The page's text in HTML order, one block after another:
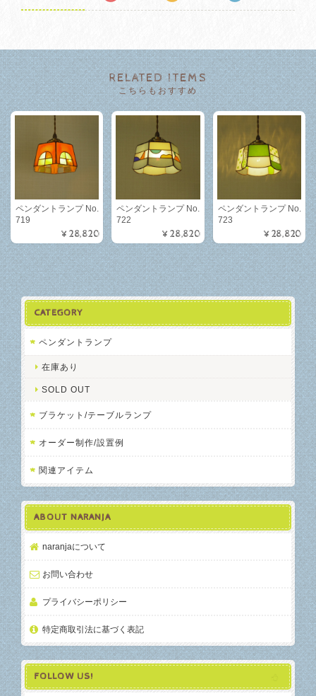
RELATED ITEMS
こちらもおすすめ
ペンダントランプ No.
719
¥28,820
ペンダントランプ No.
722
¥28,820
ペンダントランプ No.
723
¥28,820
CATEGORY
ペンダントランプ
在庫あり
SOLD OUT
ブラケット/テーブルランプ
オーダー制作/設置例
関連アイテム
ABOUT NARANJA
naranjaについて
お問い合わせ
プライバシーポリシー
特定商取引法に基づく表記
FOLLOW US!